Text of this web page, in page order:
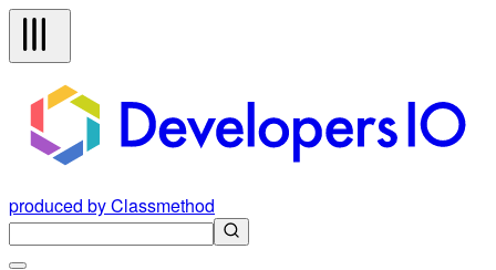
produced by Classmethod